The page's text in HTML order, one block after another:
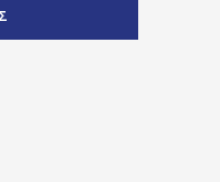
artist="" ]